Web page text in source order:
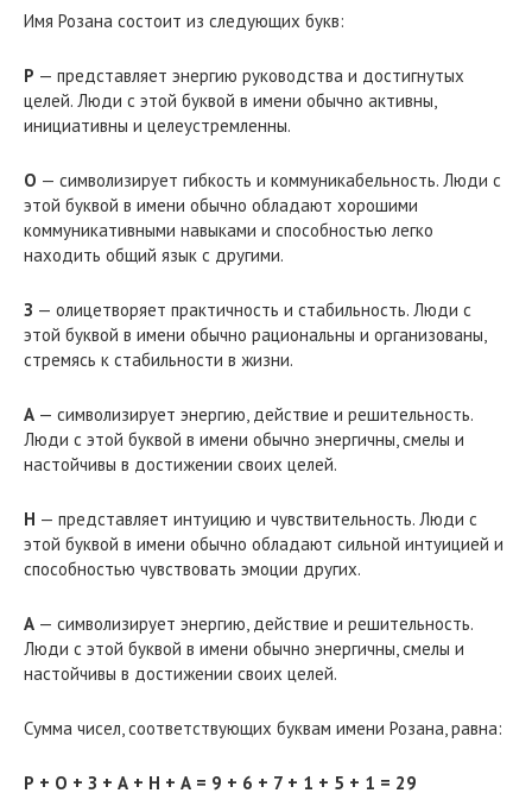
Имя Розана состоит из следующих букв:
Р — представляет энергию руководства и достигнутых
целей. Люди с этой буквой в имени обычно активны,
инициативны и целеустремленны.
О — символизирует гибкость и коммуникабельность. Люди с
этой буквой в имени обычно обладают хорошими
коммуникативными навыками и способностью легко
находить общий язык с другими.
З — олицетворяет практичность и стабильность. Люди с
этой буквой в имени обычно рациональны и организованы,
стремясь к стабильности в жизни.
А — символизирует энергию, действие и решительность.
Люди с этой буквой в имени обычно энергичны, смелы и
настойчивы в достижении своих целей.
Н — представляет интуицию и чувствительность. Люди с
этой буквой в имени обычно обладают сильной интуицией и
способностью чувствовать эмоции других.
А — символизирует энергию, действие и решительность.
Люди с этой буквой в имени обычно энергичны, смелы и
настойчивы в достижении своих целей.
Сумма чисел, соответствующих буквам имени Розана, равна:
Р + О + З + А + Н + А = 9 + 6 + 7 + 1 + 5 + 1 = 29